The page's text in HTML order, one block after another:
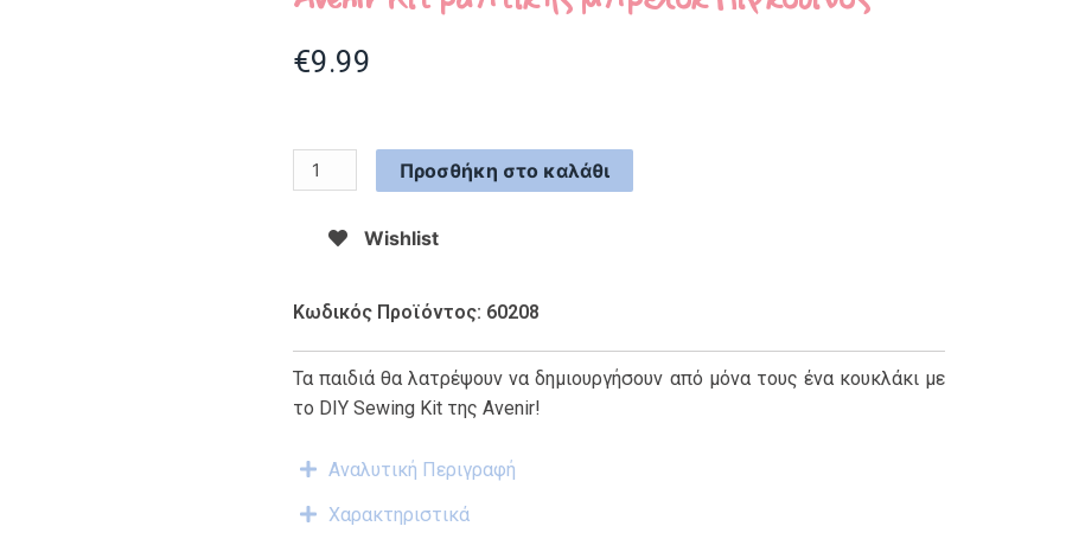
€9.99
Προσθήκη στο καλάθι
Wishlist
Κωδικός Προϊόντος: 60208
Τα παιδιά θα λατρέψουν να δημιουργήσουν από μόνα τους ένα κουκλάκι με
το DIY Sewing Kit της Avenir!
Αναλυτική Περιγραφή
Χαρακτηριστικά